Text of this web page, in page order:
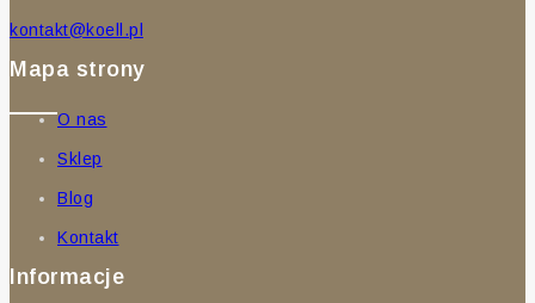
kontakt@koell.pl
Mapa strony
O nas
Sklep
Blog
Kontakt
Informacje